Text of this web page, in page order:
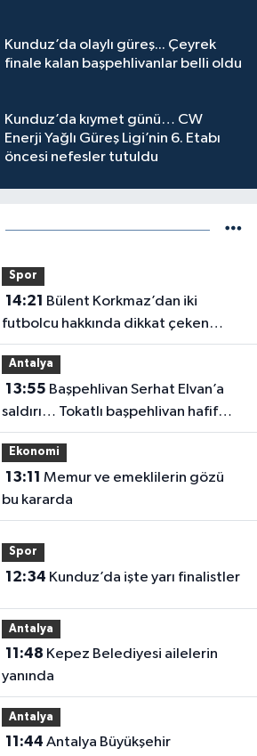
Kunduz’da olaylı güreş... Çeyrek
finale kalan başpehlivanlar belli oldu
Kunduz’da kıymet günü… CW
Enerji Yağlı Güreş Ligi’nin 6. Etabı
öncesi nefesler tutuldu
Spor
14:21
futbolcu hakkında dikkat çeken
açıklama
Antalya
13:55
saldırı… Tokatlı başpehlivan hafif
yaralandı
Ekonomi
13:11
bu kararda
Spor
12:34 Kunduz’da işte yarı finalistler
Antalya
11:48
yanında
Antalya
11:44